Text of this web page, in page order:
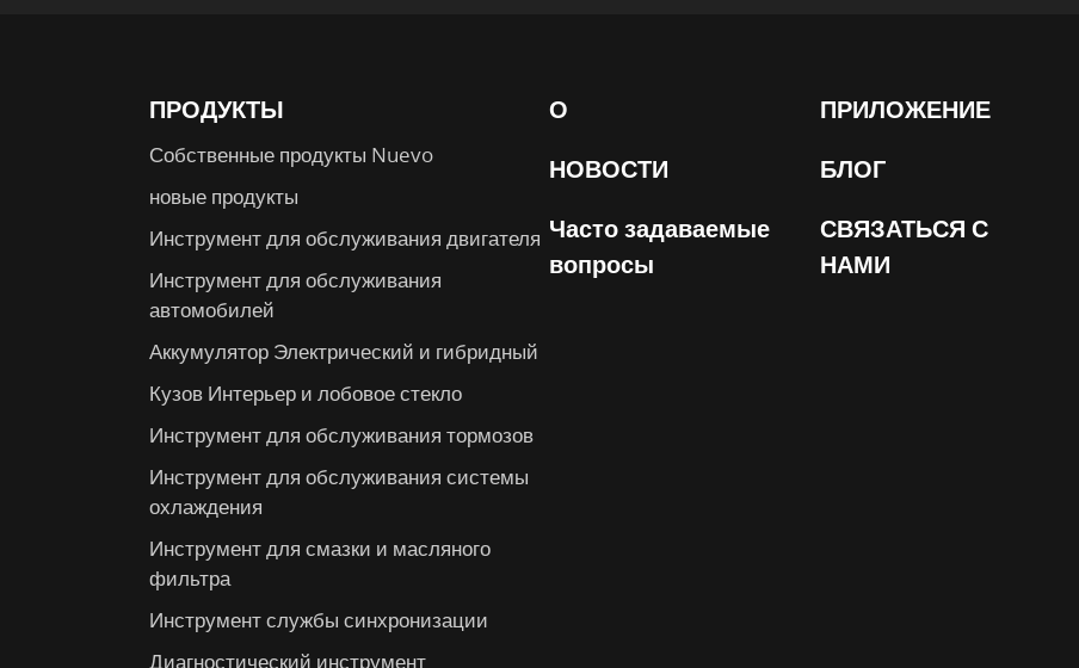
ПРОДУКТЫ
Собственные продукты Nuevo
новые продукты
Инструмент для обслуживания двигателя
Инструмент для обслуживания
автомобилей
Аккумулятор Электрический и гибридный
Кузов Интерьер и лобовое стекло
Инструмент для обслуживания тормозов
Инструмент для обслуживания системы
охлаждения
Инструмент для смазки и масляного
фильтра
Инструмент службы синхронизации
Диагностический инструмент
О
ПРИЛОЖЕНИЕ
НОВОСТИ
БЛОГ
Часто задаваемые
вопросы
СВЯЗАТЬСЯ С
НАМИ